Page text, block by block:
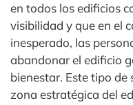
en todos los edificios
visibilidad y que en el
inesperado, las
abandonar el edificio
bienestar. Este tipo
zona estratégica del